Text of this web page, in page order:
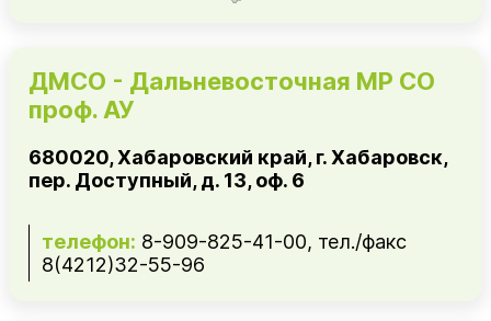
ДМСО - Дальневосточная МР СО
проф. АУ
680020, Хабаровский край, г. Хабаровск,
пер. Доступный, д. 13, оф. 6
телефон: 8-909-825-41-00, тел./факс
8(4212)32-55-96